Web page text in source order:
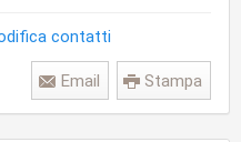
contatti
Stampa
Email